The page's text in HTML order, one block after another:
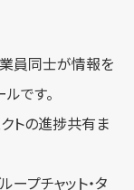
員同士が情報を
です。
トの進捗共有ま
ープチャット・タ